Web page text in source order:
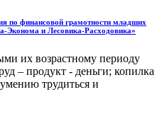
по финансовой грамотности младших
Эконома и Лесовика-Расходовика»
их возрастному периоду
– продукт - деньги; копилка
трудиться и